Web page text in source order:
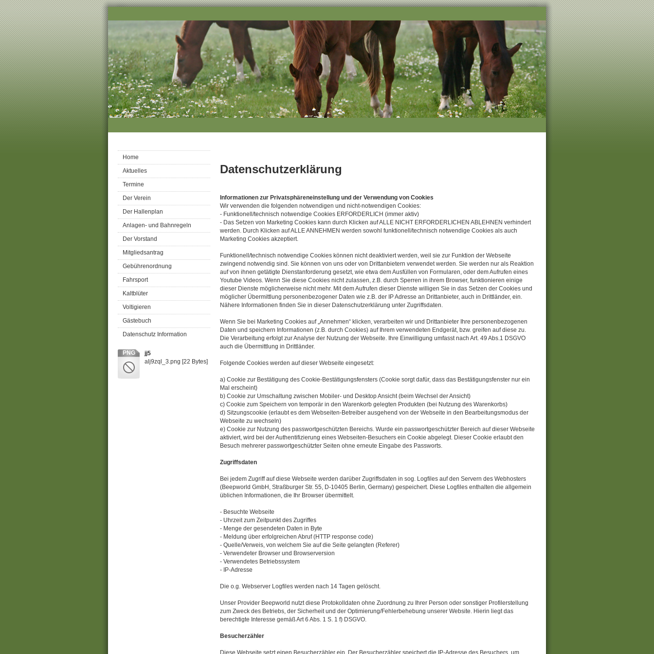
Home
Aktuelles
Termine
Der Verein
Der Hallenplan
Anlagen- und Bahnregeln
Der Vorstand
Mitgliedsantrag
Gebührenordnung
Fahrsport
Kaltblüter
Voltigieren
Gästebuch
Datenschutz Information
PNG
jj5
alj9zql_3.png [22 Bytes]
Datenschutzerklärung
Informationen zur Privatsphäreneinstellung und der Verwendung von Cookies
Wir verwenden die folgenden notwendigen und nicht-notwendigen Cookies:
- Funktionell/technisch notwendige Cookies ERFORDERLICH (immer aktiv)
- Das Setzen von Marketing Cookies kann durch Klicken auf ALLE NICHT ERFORDERLICHEN ABLEHNEN verhindert
werden. Durch Klicken auf ALLE ANNEHMEN werden sowohl funktionell/technisch notwendige Cookies als auch
Marketing Cookies akzeptiert.
Funktionell/technisch notwendige Cookies können nicht deaktiviert werden, weil sie zur Funktion der Webseite
zwingend notwendig sind. Sie können von uns oder von Drittanbietern verwendet werden. Sie werden nur als Reaktion
auf von ihnen getätigte Dienstanforderung gesetzt, wie etwa dem Ausfüllen von Formularen, oder dem Aufrufen eines
Youtube Videos. Wenn Sie diese Cookies nicht zulassen, z.B. durch Sperren in ihrem Browser, funktionieren einige
dieser Dienste möglicherweise nicht mehr. Mit dem Aufrufen dieser Dienste willigen Sie in das Setzen der Cookies und
möglicher Übermittlung personenbezogener Daten wie z.B. der IP Adresse an Drittanbieter, auch in Drittländer, ein.
Nähere Informationen finden Sie in dieser Datenschutzerklärung unter Zugriffsdaten.
Wenn Sie bei Marketing Cookies auf „Annehmen“ klicken, verarbeiten wir und Drittanbieter Ihre personenbezogenen
Daten und speichern Informationen (z.B. durch Cookies) auf Ihrem verwendeten Endgerät, bzw. greifen auf diese zu.
Die Verarbeitung erfolgt zur Analyse der Nutzung der Webseite. Ihre Einwilligung umfasst nach Art. 49 Abs.1 DSGVO
auch die Übermittlung in Drittländer.
Folgende Cookies werden auf dieser Webseite eingesetzt:
a) Cookie zur Bestätigung des Cookie-Bestätigungsfensters (Cookie sorgt dafür, dass das Bestätigungsfenster nur ein
Mal erscheint)
b) Cookie zur Umschaltung zwischen Mobiler- und Desktop Ansicht (beim Wechsel der Ansicht)
c) Cookie zum Speichern von temporär in den Warenkorb gelegten Produkten (bei Nutzung des Warenkorbs)
d) Sitzungscookie (erlaubt es dem Webseiten-Betreiber ausgehend von der Webseite in den Bearbeitungsmodus der
Webseite zu wechseln)
e) Cookie zur Nutzung des passwortgeschützten Bereichs. Wurde ein passwortgeschützter Bereich auf dieser Webseite
aktiviert, wird bei der Authentifizierung eines Webseiten-Besuchers ein Cookie abgelegt. Dieser Cookie erlaubt den
Besuch mehrerer passwortgeschützter Seiten ohne erneute Eingabe des Passworts.
Zugriffsdaten
Bei jedem Zugriff auf diese Webseite werden darüber Zugriffsdaten in sog. Logfiles auf den Servern des Webhosters
(Beepworld GmbH, Straßburger Str. 55, D-10405 Berlin, Germany) gespeichert. Diese Logfiles enthalten die allgemein
üblichen Informationen, die Ihr Browser übermittelt.
- Besuchte Webseite
- Uhrzeit zum Zeitpunkt des Zugriffes
- Menge der gesendeten Daten in Byte
- Meldung über erfolgreichen Abruf (HTTP response code)
- Quelle/Verweis, von welchem Sie auf die Seite gelangten (Referer)
- Verwendeter Browser und Browserversion
- Verwendetes Betriebssystem
- IP-Adresse
Die o.g. Webserver Logfiles werden nach 14 Tagen gelöscht.
Unser Provider Beepworld nutzt diese Protokolldaten ohne Zuordnung zu Ihrer Person oder sonstiger Profilerstellung
zum Zweck des Betriebs, der Sicherheit und der Optimierung/Fehlerbehebung unserer Website. Hierin liegt das
berechtigte Interesse gemäß Art 6 Abs. 1 S. 1 f) DSGVO.
Besucherzähler
Diese Webseite setzt einen Besucherzähler ein. Der Besucherzähler speichert die IP-Adresse des Besuchers, um